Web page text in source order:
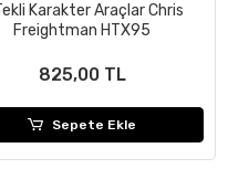
Karakter Araçlar Chris
Freightman HTX95
825,00 TL
Sepete Ekle